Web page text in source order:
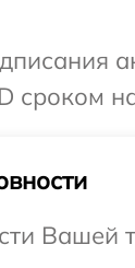
сроком
Вашей